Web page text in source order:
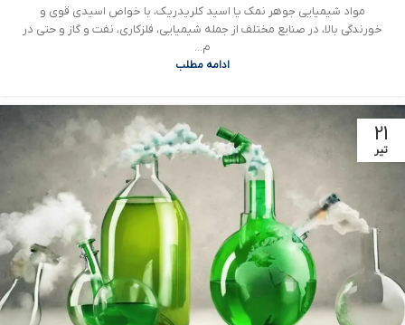
مواد شیمیایی جوهر نمک یا اسید کلریدریک، با خواص اسیدی قوی و
خورندگی بالا، در صنایع مختلف از جمله شیمیایی، فلزکاری، نفت و گاز و حتی در
م...
ادامه مطلب
21
تیر